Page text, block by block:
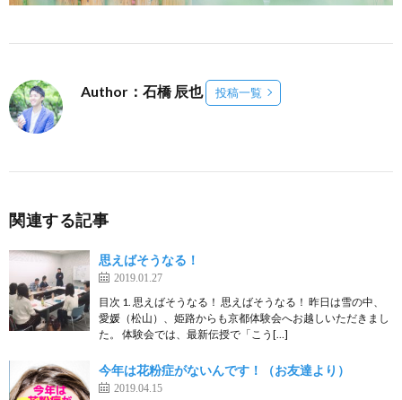
Author：石橋 辰也 投稿一覧
関連する記事
思えばそうなる！
2019.01.27
目次 1. 思えばそうなる！ 思えばそうなる！ 昨日は雪の中、
愛媛（松山）、姫路からも京都体験会へお越しいただきまし
た。 体験会では、最新伝授で「こう[…]
今年は花粉症がないんです！（お友達より）
2019.04.15